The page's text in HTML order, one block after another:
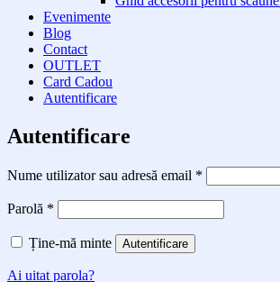
Evenimente
Blog
Contact
OUTLET
Card Cadou
Autentificare
Autentificare
Nume utilizator sau adresă email *
Parolă *
Ține-mă minte Autentificare
Ai uitat parola?